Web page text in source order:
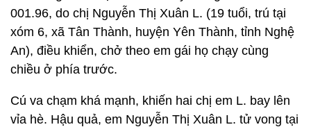
001.96, do chị Nguyễn Thị Xuân L. (19 tuổi, trú tại
xóm 6, xã Tân Thành, huyện Yên Thành, tỉnh Nghệ
An), điều khiển, chở theo em gái họ chạy cùng
chiều ở phía trước.
Cú va chạm khá mạnh, khiến hai chị em L. bay lên
vỉa hè. Hậu quả, em Nguyễn Thị Xuân L. tử vong tại